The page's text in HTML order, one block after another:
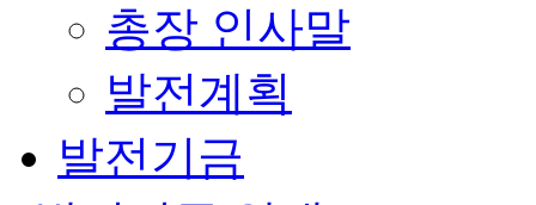
총장 인사말
발전계획
발전기금